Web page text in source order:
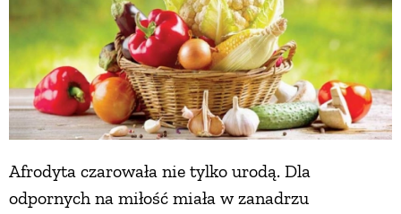
Afrodyta czarowała nie tylko urodą. Dla
odpornych na miłość miała w zanadrzu